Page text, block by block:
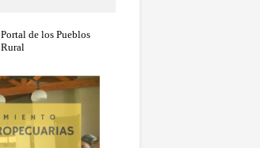
Portal de los Pueblos
Rural